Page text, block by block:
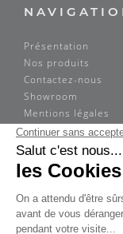
Présentation
Nos produits
Contactez-nous
Showroom
Mentions légales
ADRESSE
Sogimex
14 rue Louis
75012 Paris